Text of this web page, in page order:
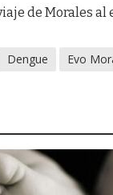
de Morales al
Dengue Evo